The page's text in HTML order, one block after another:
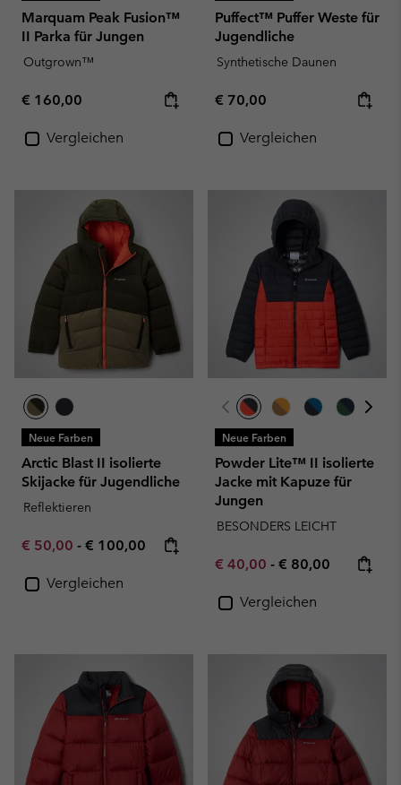
Marquam Peak Fusion™
II Parka für Jungen
Outgrown™
Regular price:
€ 160,00
Vergleichen
Puffect™ Puffer Weste für
Jugendliche
Synthetische Daunen
Regular price:
€ 70,00
Vergleichen
Neue Farben
Arctic Blast II isolierte
Skijacke für Jugendliche
Reflektieren
Minimum sale price:
€ 50,00 - Maximum price:
€ 100,00
Vergleichen
Neue Farben
Powder Lite™ II isolierte
Jacke mit Kapuze für
Jungen
BESONDERS LEICHT
Minimum sale price:
€ 40,00 - Maximum price:
€ 80,00
Vergleichen